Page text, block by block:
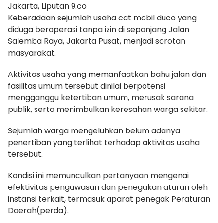
Jakarta, Liputan 9.co
Keberadaan sejumlah usaha cat mobil duco yang
diduga beroperasi tanpa izin di sepanjang Jalan
Salemba Raya, Jakarta Pusat, menjadi sorotan
masyarakat.
Aktivitas usaha yang memanfaatkan bahu jalan dan
fasilitas umum tersebut dinilai berpotensi
mengganggu ketertiban umum, merusak sarana
publik, serta menimbulkan keresahan warga sekitar.
Sejumlah warga mengeluhkan belum adanya
penertiban yang terlihat terhadap aktivitas usaha
tersebut.
Kondisi ini memunculkan pertanyaan mengenai
efektivitas pengawasan dan penegakan aturan oleh
instansi terkait, termasuk aparat penegak Peraturan
Daerah(perda).